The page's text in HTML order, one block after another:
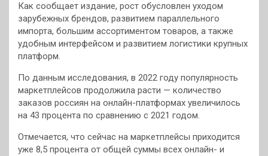
Как сообщает издание, рост обусловлен уходом
зарубежных брендов, развитием параллельного
импорта, большим ассортиментом товаров, а также
удобным интерфейсом и развитием логистики крупных
платформ.
По данным исследования, в 2022 году популярность
маркетплейсов продолжила расти — количество
заказов россиян на онлайн-платформах увеличилось
на 43 процента по сравнению с 2021 годом.
Отмечается, что сейчас на маркетплейсы приходится
уже 8,5 процента от общей суммы всех онлайн- и